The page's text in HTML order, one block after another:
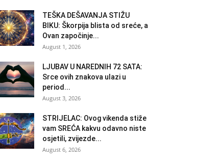
TEŠKA DEŠAVANJA STIŽU
BIKU: Škorpija blista od sreće, a
Ovan započinje...
August 1, 2026
LJUBAV U NAREDNIH 72 SATA:
Srce ovih znakova ulazi u
period...
August 3, 2026
STRIJELAC: Ovog vikenda stiže
vam SREĆA kakvu odavno niste
osjetili, zvijezde...
August 6, 2026